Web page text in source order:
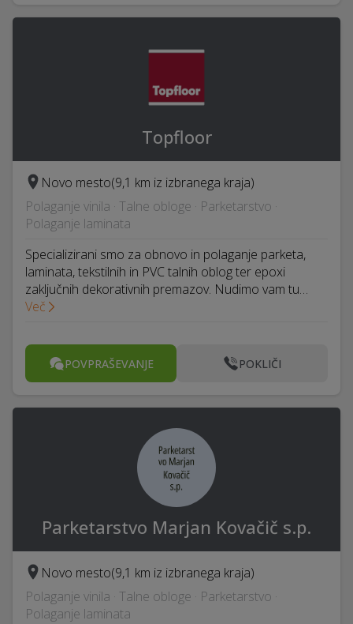
Topfloor
Novo mesto(9,1 km iz izbranega kraja)
Polaganje vinila · Talne obloge · Parketarstvo ·
Polaganje laminata
Specializirani smo za obnovo in polaganje parketa,
laminata, tekstilnih in PVC talnih oblog ter epoxi
zaključnih dekorativnih premazov. Nudimo vam tu…
Več
POVPRAŠEVANJE POKLIČI
Parketarstvo Marjan Kovačič s.p.
Novo mesto(9,1 km iz izbranega kraja)
Polaganje vinila · Talne obloge · Parketarstvo ·
Polaganje laminata